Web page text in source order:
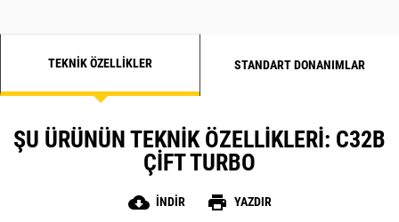
TEKNIK ÖZELLIKLER STANDART DONANIMLAR
ŞU ÜRÜNÜN TEKNIK ÖZELLIKLERI: C32B
ÇIFT TURBO
cloud_download İNDIR print YAZDIR